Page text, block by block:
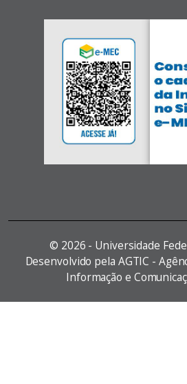
© 2026 - Universidade
Desenvolvido pela AGTIC -
Informação e